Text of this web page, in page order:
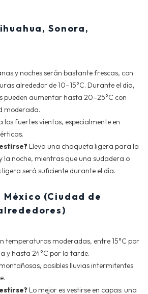
Sonora,
y noches serán bastante frescas, con
alrededor de 10–15°C. Durante el día,
pueden aumentar hasta 20–25°C con
moderada.
los fuertes vientos, especialmente en
Lleva una chaqueta ligera para la
la noche, mientras que una sudadera o
será suficiente durante el día.
México (Ciudad de
temperaturas moderadas, entre 15°C por
y hasta 24°C por la tarde.
posibles lluvias intermitentes
Lo mejor es vestirse en capas: una